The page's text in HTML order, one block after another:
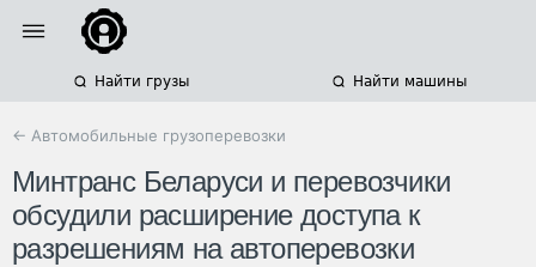
Найти грузы Найти машины
← Автомобильные грузоперевозки
Минтранс Беларуси и перевозчики
обсудили расширение доступа к
разрешениям на автоперевозки